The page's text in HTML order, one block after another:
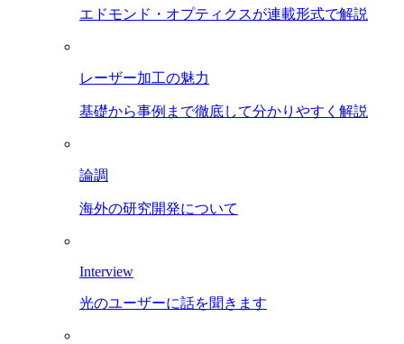
エドモンド・オプティクスが連載形式で解説
レーザー加工の魅力
基礎から事例まで徹底して分かりやすく解説
論調
海外の研究開発について
Interview
光のユーザーに話を聞きます